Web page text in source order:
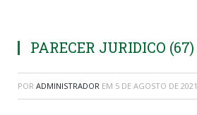
PARECER JURIDICO (67)
POR ADMINISTRADOR EM 5 DE AGOSTO DE 2021